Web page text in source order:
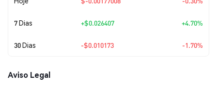
7 Dias +$0.026407 +4.70%
30 Dias -$0.010173 -1.70%
Aviso Legal